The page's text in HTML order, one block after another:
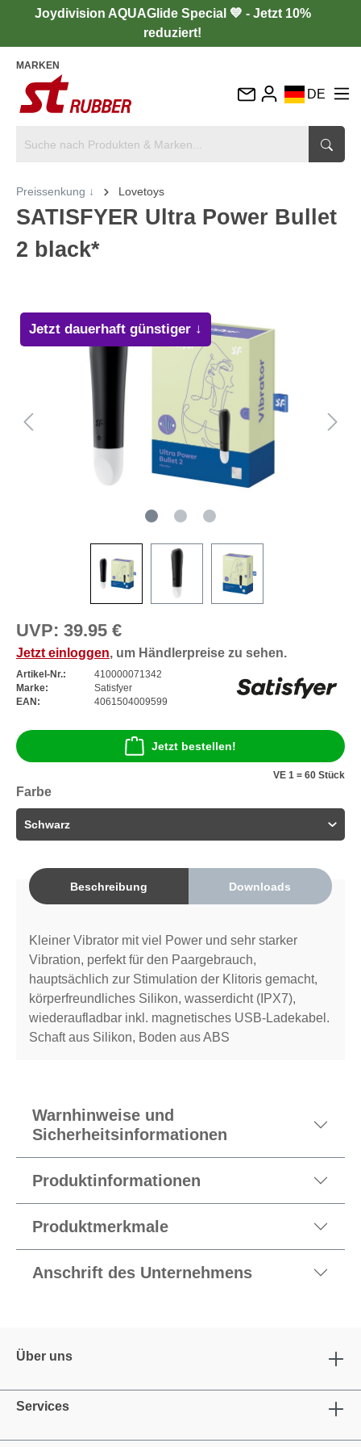
Joydivision AQUAGlide Special 💙 - Jetzt 10%
reduziert!
MARKEN
DE
IT
Preissenkung ↓ Lovetoys
SATISFYER Ultra Power Bullet
2 black*
Jetzt dauerhaft günstiger ↓
UVP: 39.95 €
Jetzt einloggen, um Händlerpreise zu sehen.
Artikel-Nr.:
410000071342
Marke:
Satisfyer
EAN:
4061504009599
Jetzt bestellen!
VE 1 = 60 Stück
Farbe
Beschreibung Downloads
Kleiner Vibrator mit viel Power und sehr starker
Vibration, perfekt für den Paargebrauch,
hauptsächlich zur Stimulation der Klitoris gemacht,
körperfreundliches Silikon, wasserdicht (IPX7),
wiederaufladbar inkl. magnetisches USB-Ladekabel.
Schaft aus Silikon, Boden aus ABS
Warnhinweise und
Sicherheitsinformationen
Produktinformationen
Produktmerkmale
Anschrift des Unternehmens
Über uns
Services